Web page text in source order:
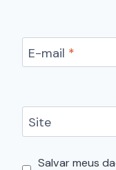
E-mail *
Site
Salvar meus